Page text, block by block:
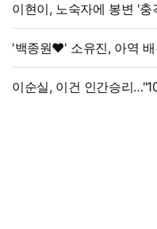
이현이, 노숙자에 봉변 '
'백종원♥' 소유진, 아역
대박, 연예인 시켜도 되겠
이순실, 이건 인간승리